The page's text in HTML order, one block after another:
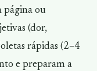
página ou
(dor,
rápidas (2–4
e preparam a